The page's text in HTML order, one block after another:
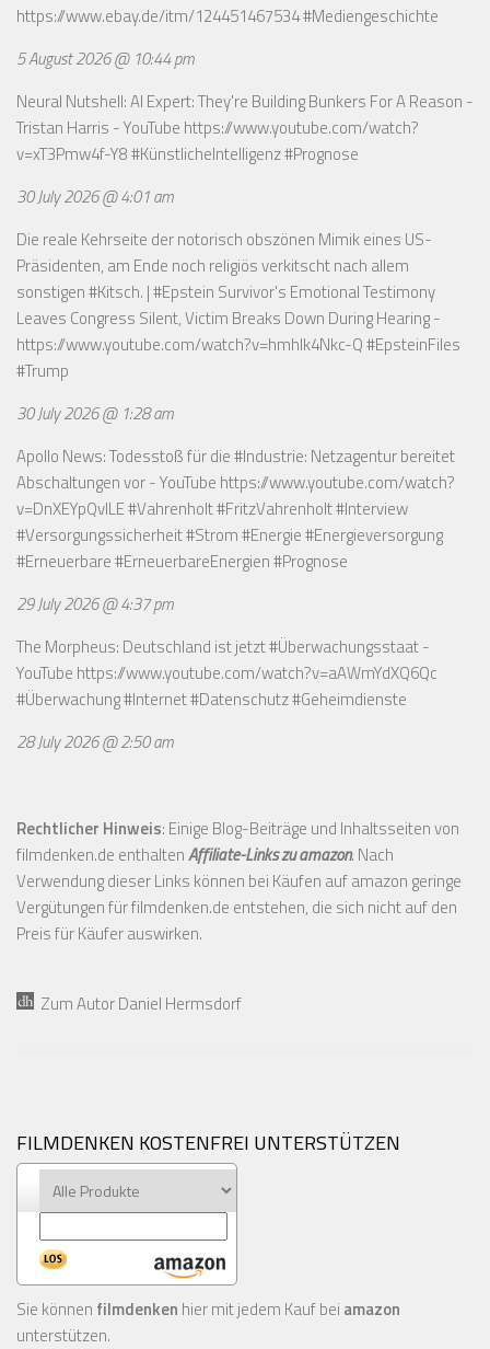
https://www.ebay.de/itm/124451467534#Mediengeschichte
5 August 2026 @ 10:44 pm
Neural Nutshell: AI Expert: They're Building Bunkers For A Reason -
Tristan Harris - YouTube https://www.youtube.com/watch?
v=xT3Pmw4f-Y8#KünstlicheIntelligenz #Prognose
30 July 2026 @ 4:01 am
Die reale Kehrseite der notorisch obszönen Mimik eines US-
Präsidenten, am Ende noch religiös verkitscht nach allem
sonstigen #Kitsch. | #Epstein Survivor's Emotional Testimony
Leaves Congress Silent, Victim Breaks Down During Hearing -
https://www.youtube.com/watch?v=hmhlk4Nkc-Q#EpsteinFiles
#Trump
30 July 2026 @ 1:28 am
Apollo News: Todesstoß für die #Industrie: Netzagentur bereitet
Abschaltungen vor - YouTube https://www.youtube.com/watch?
v=DnXEYpQvILE#Vahrenholt #FritzVahrenholt #Interview
#Versorgungssicherheit #Strom #Energie #Energieversorgung
#Erneuerbare #ErneuerbareEnergien #Prognose
29 July 2026 @ 4:37 pm
The Morpheus: Deutschland ist jetzt #Überwachungsstaat -
YouTube https://www.youtube.com/watch?v=aAWmYdXQ6Qc
#Überwachung #Internet #Datenschutz #Geheimdienste
28 July 2026 @ 2:50 am
Rechtlicher Hinweis: Einige Blog-Beiträge und Inhaltsseiten von
filmdenken.de enthaltenAffiliate-Links zu amazon. Nach
Verwendung dieser Links können bei Käufen auf amazon geringe
Vergütungen für filmdenken.de entstehen, die sich nicht auf den
Preis für Käufer auswirken.
Zum Autor Daniel Hermsdorf
FILMDENKEN KOSTENFREI UNTERSTÜTZEN
Sie können filmdenken hier mit jedem Kauf bei amazon
unterstützen.